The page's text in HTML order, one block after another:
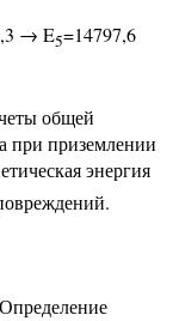
→ E5=14797,6
общей
при приземлении
энергия